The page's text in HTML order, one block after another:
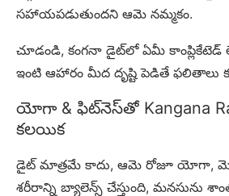
సహాయపడుతుందని ఆమె నమ్మకం.
చూడండి, కంగనా డైట్‌లో ఏమీ కాంప్లికేటెడ్
ఇంటి ఆహారం మీద దృష్టి పెడితే ఫలితాలు
యోగా & ఫిట్‌నెస్‌తో Kangana
కలయిక
డైట్ మాత్రమే కాదు, ఆమె రోజూ యోగా,
శరీరాన్ని బ్యాలెన్స్ చేస్తుంది, మనసును